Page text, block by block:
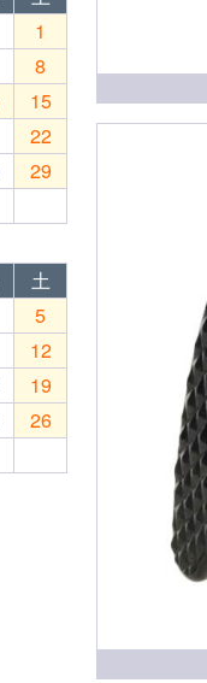
1
8
15
22
29
土
5
12
19
26